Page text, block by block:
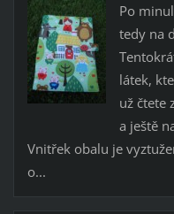
Po
tedy na
látek,
už čtete
a ještě
Vnitřek obalu je
o...